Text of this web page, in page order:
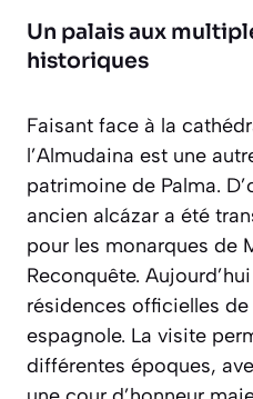
Un palais aux
historiques
Faisant face à la
l’Almudaina est une
patrimoine de Palma.
ancien alcázar a été
pour les monarques de
Reconquête.
résidences officielles
espagnole. La visite
différentes époques,